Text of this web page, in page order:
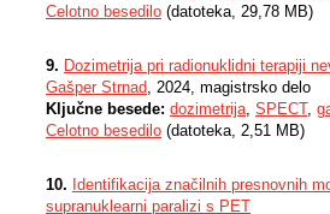
Celotno besedilo (datoteka, 29,78 MB)
9. Dozimetrija pri radionuklidni terapiji
Gašper Strnad, 2024, magistrsko delo
Ključne besede: dozimetrija, SPECT,
Celotno besedilo (datoteka, 2,51 MB)
10. Identifikacija značilnih presnovnih
supranuklearni paralizi s PET